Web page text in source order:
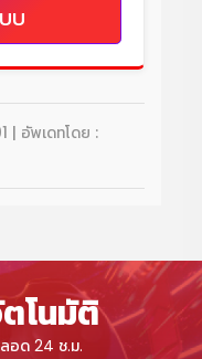
บ
| อัพเดทโดย :
โนมัติ
อด 24 ช.ม.